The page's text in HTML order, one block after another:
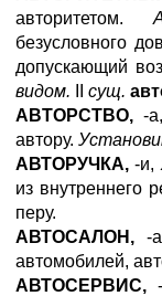
авторитетом.
безусловного
допускающий
видом.
сущ.
ABTOPCTBO, -
автору.
АВТОРУЧКА, -и,
из внутреннего
перу.
АВТОСАЛОН, -
автомобилей,
АВТОСЕРВИС,